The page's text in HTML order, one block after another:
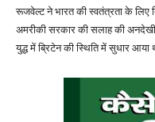
रूजवेल्ट ने भारत की स्वतंत्रता के लिए
अमरीकी सरकार की सलाह की
युद्ध में ब्रिटेन की स्थिति में सुधार आया